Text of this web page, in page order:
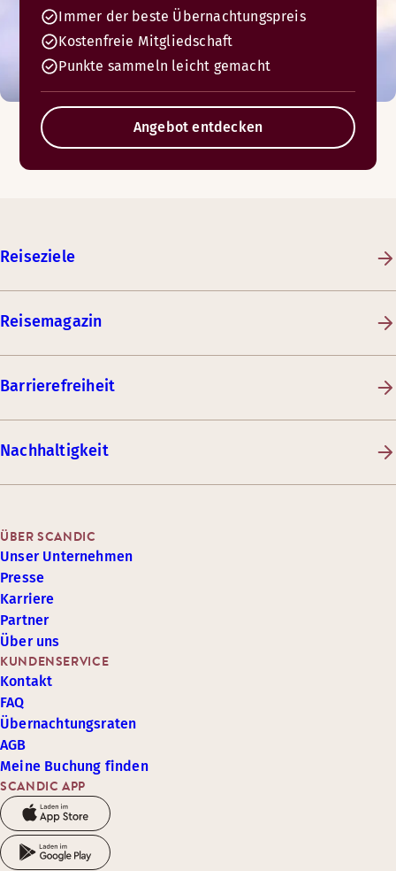
Immer der beste Übernachtungspreis
Kostenfreie Mitgliedschaft
Punkte sammeln leicht gemacht
Angebot entdecken
Reiseziele
Reisemagazin
Barrierefreiheit
Nachhaltigkeit
SCANDIC APP
KUNDENSERVICE
Kontakt
FAQ
Übernachtungsraten
AGB
Meine Buchung finden
ÜBER SCANDIC
Unser Unternehmen
Presse
Karriere
Partner
Über uns